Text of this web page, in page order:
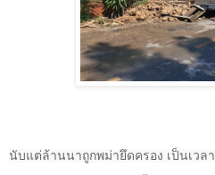
นับแต่ล้านนาถูกพม่ายึดครอง เป็นเวลา